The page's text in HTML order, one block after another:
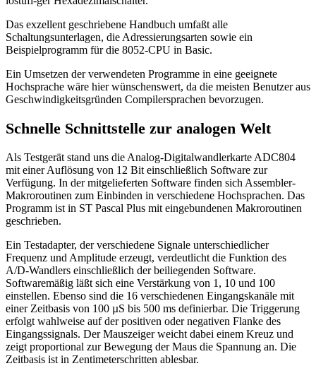
Das exzellent geschriebene Handbuch umfaßt alle
Schaltungsunterlagen, die Adressierungsarten sowie ein
Beispielprogramm für die 8052-CPU in Basic.
Ein Umsetzen der verwendeten Programme in eine geeignete
Hochsprache wäre hier wünschenswert, da die meisten Benutzer aus
Geschwindigkeitsgründen Compilersprachen bevorzugen.
Schnelle Schnittstelle zur analogen Welt
Als Testgerät stand uns die Analog-Digitalwandlerkarte ADC804
mit einer Auflösung von 12 Bit einschließlich Software zur
Verfügung. In der mitgelieferten Software finden sich Assembler-
Makroroutinen zum Einbinden in verschiedene Hochsprachen. Das
Programm ist in ST Pascal Plus mit eingebundenen Makroroutinen
geschrieben.
Ein Testadapter, der verschiedene Signale unterschiedlicher
Frequenz und Amplitude erzeugt, verdeutlicht die Funktion des
A/D-Wandlers einschließlich der beiliegenden Software.
Softwaremäßig läßt sich eine Verstärkung von 1, 10 und 100
einstellen. Ebenso sind die 16 verschiedenen Eingangskanäle mit
einer Zeitbasis von 100 µS bis 500 ms definierbar. Die Triggerung
erfolgt wahlweise auf der positiven oder negativen Flanke des
Eingangssignals. Der Mauszeiger weicht dabei einem Kreuz und
zeigt proportional zur Bewegung der Maus die Spannung an. Die
Zeitbasis ist in Zentimeterschritten ablesbar.